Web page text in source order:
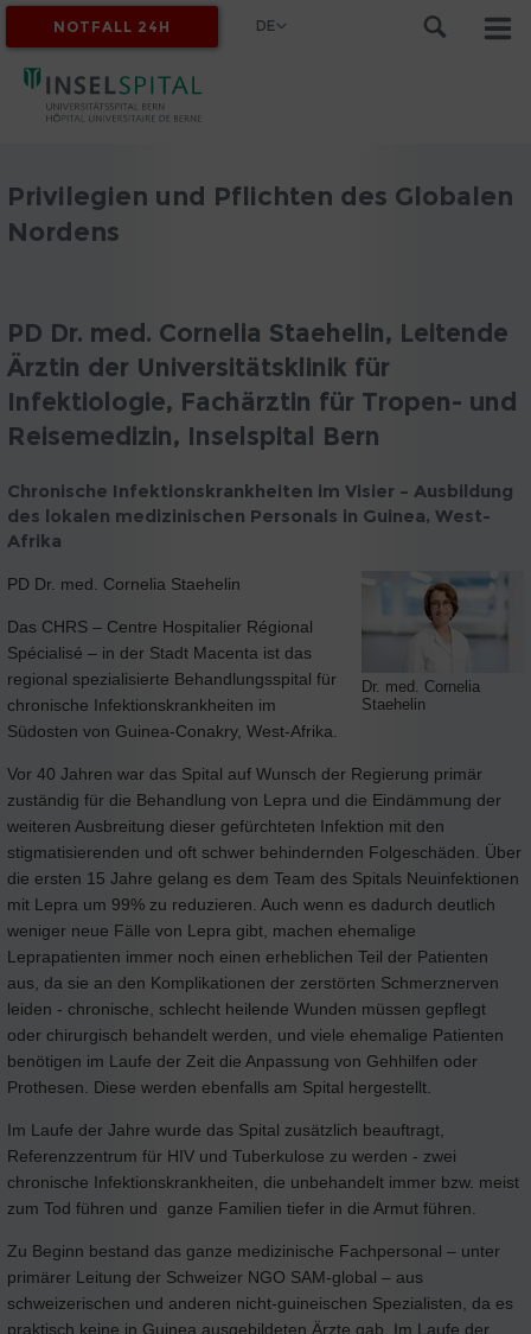
MYINSEL
NOTFALL 24H DE
Privilegien und Pflichten des Globalen
Nordens
PD Dr. med. Cornelia Staehelin, Leitende
Ärztin der Universitätsklinik für
Infektiologie, Fachärztin für Tropen- und
Reisemedizin, Inselspital Bern
Chronische Infektionskrankheiten im Visier – Ausbildung
des lokalen medizinischen Personals in Guinea, West-
Afrika
Dr. med. Cornelia
Staehelin
PD Dr. med. Cornelia Staehelin
Das CHRS – Centre Hospitalier Régional
Spécialisé – in der Stadt Macenta ist das
regional spezialisierte Behandlungsspital für
chronische Infektionskrankheiten im
Südosten von Guinea-Conakry, West-Afrika.
Vor 40 Jahren war das Spital auf Wunsch der Regierung primär
zuständig für die Behandlung von Lepra und die Eindämmung der
weiteren Ausbreitung dieser gefürchteten Infektion mit den
stigmatisierenden und oft schwer behindernden Folgeschäden. Über
die ersten 15 Jahre gelang es dem Team des Spitals Neuinfektionen
mit Lepra um 99% zu reduzieren. Auch wenn es dadurch deutlich
weniger neue Fälle von Lepra gibt, machen ehemalige
Leprapatienten immer noch einen erheblichen Teil der Patienten
aus, da sie an den Komplikationen der zerstörten Schmerznerven
leiden - chronische, schlecht heilende Wunden müssen gepflegt
oder chirurgisch behandelt werden, und viele ehemalige Patienten
benötigen im Laufe der Zeit die Anpassung von Gehhilfen oder
Prothesen. Diese werden ebenfalls am Spital hergestellt.
Im Laufe der Jahre wurde das Spital zusätzlich beauftragt,
Referenzzentrum für HIV und Tuberkulose zu werden - zwei
chronische Infektionskrankheiten, die unbehandelt immer bzw. meist
zum Tod führen und ganze Familien tiefer in die Armut führen.
Zu Beginn bestand das ganze medizinische Fachpersonal – unter
primärer Leitung der Schweizer NGO SAM-global – aus
schweizerischen und anderen nicht-guineischen Spezialisten, da es
praktisch keine in Guinea ausgebildeten Ärzte gab. Im Laufe der